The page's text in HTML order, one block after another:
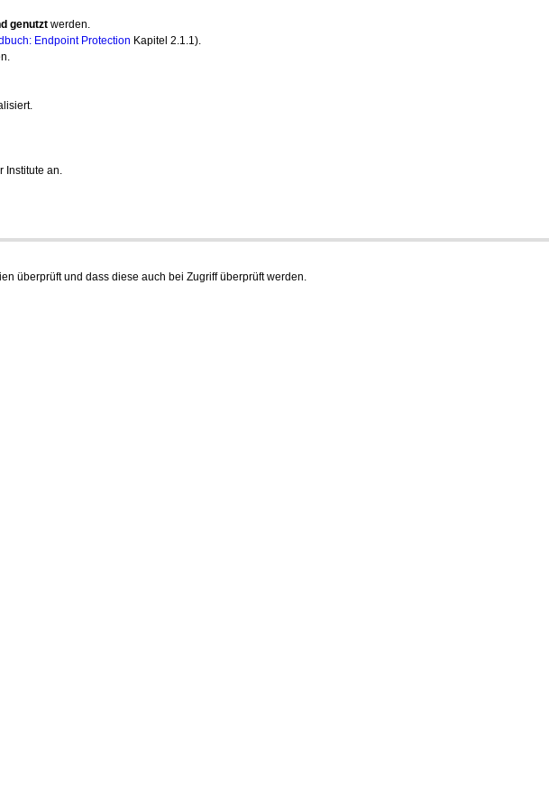
genutzt werden.
Endpoint Protection Kapitel 2.1.1).
Institute an.
überprüft und dass diese auch bei Zugriff überprüft werden.